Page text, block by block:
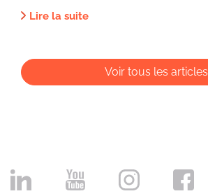
Lire la suite
Voir tous les articles